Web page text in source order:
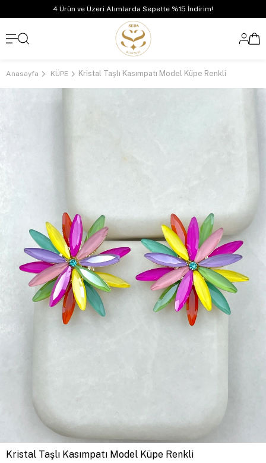
4 Ürün ve Üzeri Alımlarda Sepette %15 İndirim!
Anasayfa KÜPE Kristal Taşlı Kasımpatı Model Küpe Renkli
Kristal Taşlı Kasımpatı Model Küpe Renkli